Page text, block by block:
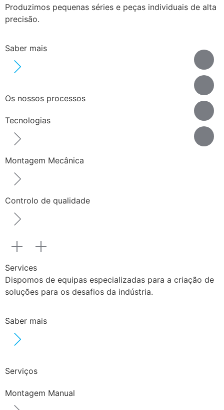
Produzimos pequenas séries e peças individuais de alta
precisão.
Saber mais
Os nossos processos
Tecnologias
Montagem Mecânica
Controlo de qualidade
Services
Dispomos de equipas especializadas para a criação de
soluções para os desafios da indústria.
Saber mais
Serviços
Montagem Manual